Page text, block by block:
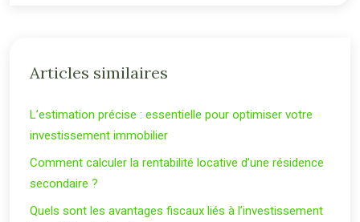
Articles similaires
L’estimation précise : essentielle pour optimiser votre
investissement immobilier
Comment calculer la rentabilité locative d’une résidence
secondaire ?
Quels sont les avantages fiscaux liés à l’investissement